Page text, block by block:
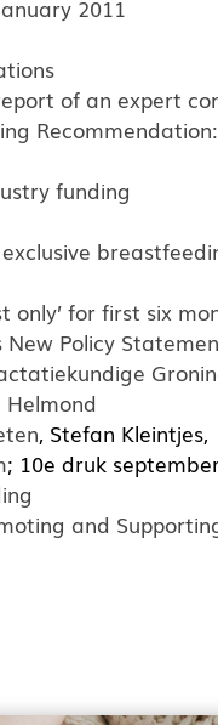
2011
of an expert
funding
only’ for first six
New Policy
, Stefan Kleintjes,
; 10e druk
and